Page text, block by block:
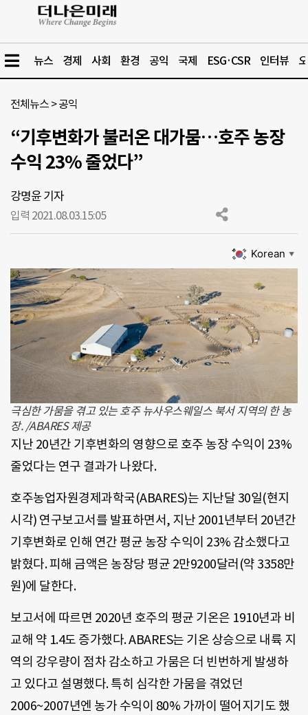
뉴스 경제 사회 환경 공익 국제 ESG·CSR 인터뷰
전체뉴스 >공익
“기후변화가 불러온 대가뭄…호주 농장
수익 23% 줄었다”
강명윤 기자
입력 2021.08.03.15:05
Korean ▼
극심한 가뭄을 겪고 있는 호주 뉴사우스웨일스 북서 지역의 한 농
장. /ABARES 제공
지난 20년간 기후변화의 영향으로 호주 농장 수익이 23%
줄었다는 연구 결과가 나왔다.
호주농업자원경제과학국(ABARES)는 지난달 30일(현지
시각) 연구보고서를 발표하면서, 지난 2001년부터 20년간
기후변화로 인해 연간 평균 농장 수익이 23% 감소했다고
밝혔다. 피해 금액은 농장당 평균 2만9200달러(약 3358만
원)에 달한다.
보고서에 따르면 2020년 호주의 평균 기온은 1910년과 비
교해 약 1.4도 증가했다. ABARES는 기온 상승으로 내륙 지
역의 강우량이 점차 감소하고 가뭄은 더 빈번하게 발생하
고 있다고 설명했다. 특히 심각한 가뭄을 겪었던
2006~2007년엔 농가 수익이 80% 가까이 떨어지기도 했